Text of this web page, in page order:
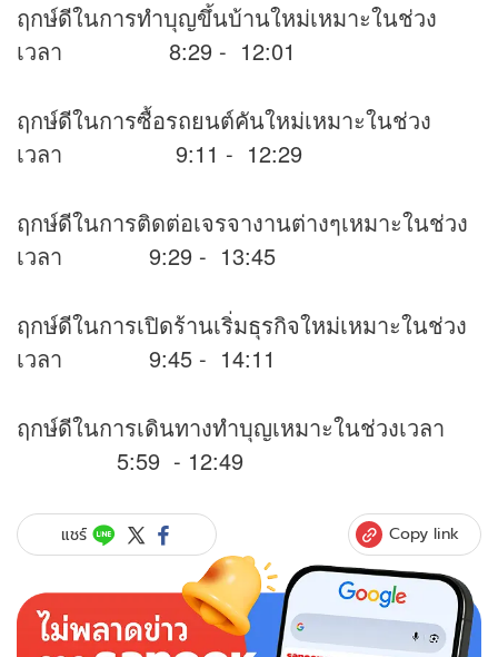
ฤกษ์ดีในการทำบุญขึ้นบ้านใหม่เหมาะในช่วง
เวลา 8:29 - 12:01
ฤกษ์ดีในการซื้อรถยนต์คันใหม่เหมาะในช่วง
เวลา 9:11 - 12:29
ฤกษ์ดีในการติดต่อเจรจางานต่างๆเหมาะในช่วง
เวลา 9:29 - 13:45
ฤกษ์ดีในการเปิดร้านเริ่มธุรกิจใหม่เหมาะในช่วง
เวลา 9:45 - 14:11
ฤกษ์ดีในการเดินทางทำบุญเหมาะในช่วงเวลา
5:59 - 12:49
แชร์ Copy link